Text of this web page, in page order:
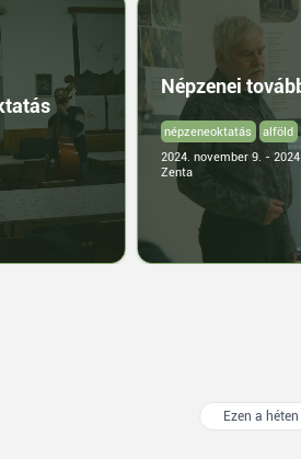
Népzenei
népzeneoktatás alföld
2024. november 9. -
Zenta
Ezen a héten